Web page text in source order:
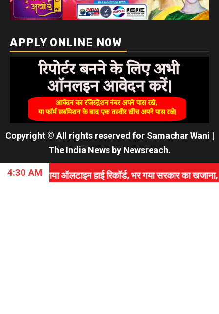
APPLY ONLINE NOW
Copyright © All rights reserved for Samachar Wani |
The India News by Newsreach.
4:30 AMहाई रिकॉर्ड, भर गया सरकार का खजाना, जानें कैसे रचा